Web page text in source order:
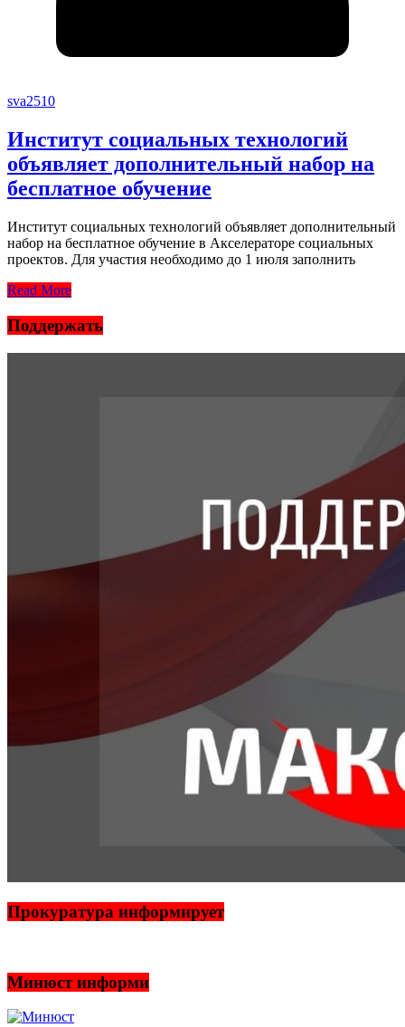
sva2510
Институт социальных технологий
объявляет дополнительный набор на
бесплатное обучение
Институт социальных технологий объявляет дополнительный
набор на бесплатное обучение в Акселераторе социальных
проектов. Для участия необходимо до 1 июля заполнить
Read More
Поддержать
Прокуратура информирует
Минюст информи